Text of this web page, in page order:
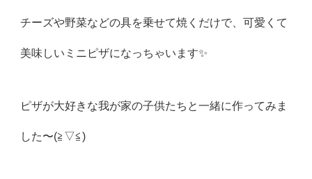
チーズや野菜などの具を乗せて焼くだけで、可愛くて
美味しいミニ ピザになっちゃいます✨
ピザが大好きな我が家の子供たちと一緒に作ってみま
した〜(≧▽≦)